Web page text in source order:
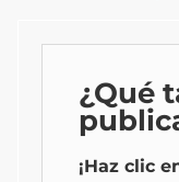
¿Qué
¡Haz clic